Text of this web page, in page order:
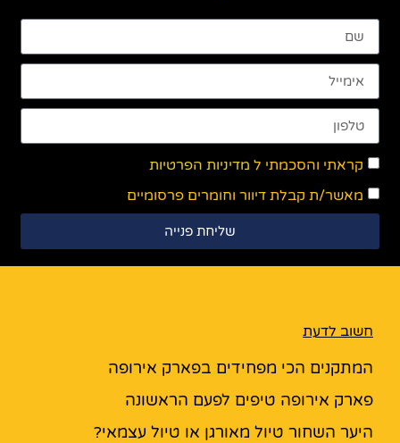
קראתי והסכמתי ל מדיניות הפרטיות
מאשר/ת קבלת דיוור וחומרים פרסומיים
שליחת פנייה
חשוב לדעת
המתקנים הכי מפחידים בפארק אירופה
פארק אירופה טיפים לפעם הראשונה
היער השחור טיול מאורגן או טיול עצמאי?